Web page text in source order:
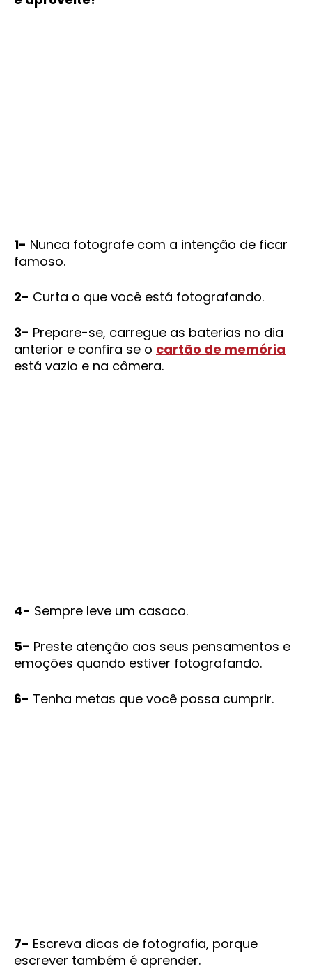
1- Nunca fotografe com a intenção de ficar
famoso.
2- Curta o que você está fotografando.
3- Prepare-se, carregue as baterias no dia
anterior e confira se o cartão de memória
está vazio e na câmera.
4- Sempre leve um casaco.
5- Preste atenção aos seus pensamentos e
emoções quando estiver fotografando.
6- Tenha metas que você possa cumprir.
7- Escreva dicas de fotografia, porque
escrever também é aprender.